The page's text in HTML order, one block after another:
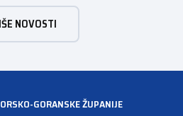
s predavanjima
predavača: U sklopu
rasprava „Profesija
NOVOSTI
GORANSKE ŽUPANIJE